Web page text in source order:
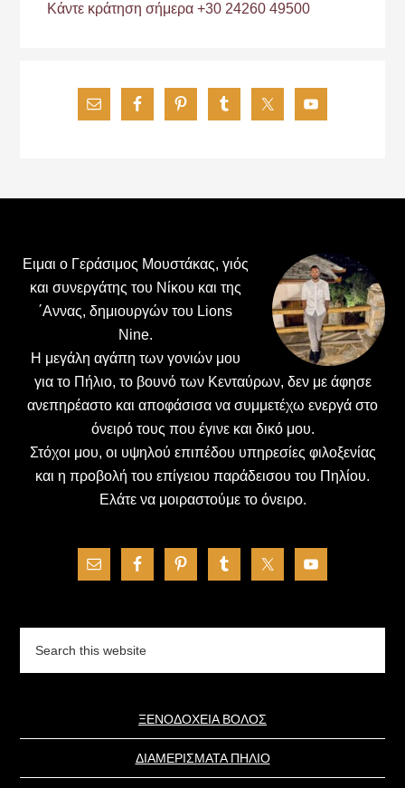
Κάντε κράτηση σήμερα +30 24260 49500
Ειμαι ο Γεράσιμος Μουστάκας, γιός
και συνεργάτης του Νίκου και της
΄Αννας, δημιουργών του Lions
Nine.
H μεγάλη αγάπη των γονιών μου
για το Πήλιο, το βουνό των Κενταύρων, δεν με άφησε
ανεπηρέαστο και αποφάσισα να συμμετέχω ενεργά στο
όνειρό τους που έγινε και δικό μου.
Στόχοι μου, οι υψηλού επιπέδου υπηρεσίες φιλοξενίας
και η προβολή του επίγειου παράδεισου του Πηλίου.
Ελάτε να μοιραστούμε το όνειρο.
ΞΕΝΟΔΟΧΕΙΑ ΒΟΛΟΣ
ΔΙΑΜΕΡΙΣΜΑΤΑ ΠΗΛΙΟ